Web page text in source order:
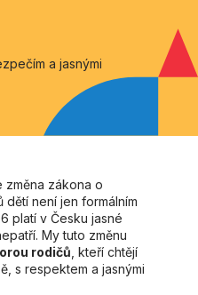
a jasnými
změna zákona o
není jen formálním
platí v Česku jasné
My tuto změnu
rodičů, kteří chtějí
s respektem a jasnými